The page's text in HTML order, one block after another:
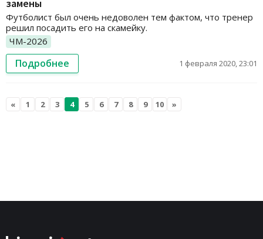
замены
Футболист был очень недоволен тем фактом, что тренер
решил посадить его на скамейку.
ЧМ-2026
Подробнее 1 февраля 2020, 23:01
« 1 2 3 4 5 6 7 8 9 10 »